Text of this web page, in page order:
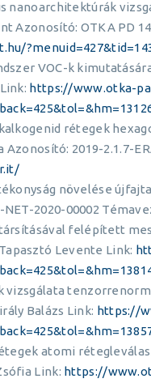
nanoarchitektúrák
Azonosító: OTKA PD
VOC-k
https://www.otka-
rétegek
2019-2.1.7-
növelése
2020-00002
felépített
Levente Link:
vizsgálata
Balázs Link: https://
atomi
Link: https://